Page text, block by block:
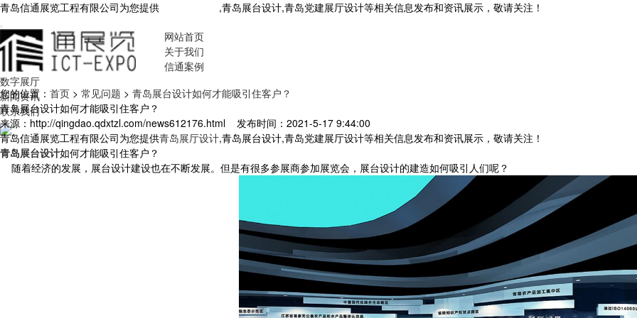
青岛信通展览工程有限公司为您提供 ,青岛展台设计,青岛党建展厅设计等相关信息发布和资讯展示，敬请关注！
网站首页
关于我们
信通案例
数字展厅
新闻资讯
联系我们
您的位置： 首页 > 常见问题 > 青岛展台设计如何才能吸引住客户？
青岛展台设计如何才能吸引住客户？
来源：http://qingdao.qdxtzl.com/news612176.html 发布时间：2021-5-17 9:44:00
青岛信通展览工程有限公司为您提供青岛展厅设计,青岛展台设计,青岛党建展厅设计等相关信息发布和资讯展示，敬请关注！
青岛展台设计如何才能吸引住客户？
随着经济的发展，展台设计建设也在不断发展。但是有很多参展商参加展览会，展台设计的建造如何吸引人们呢？